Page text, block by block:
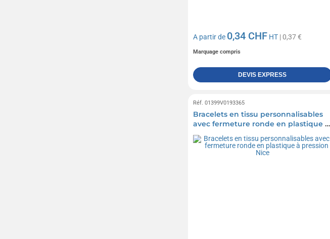
A partir de 0,34 CHF HT | 0,37 €
Marquage compris
DEVIS EXPRESS
Réf. 01399V0193365
Bracelets en tissu personnalisables
avec fermeture ronde en plastique à
pression Nice